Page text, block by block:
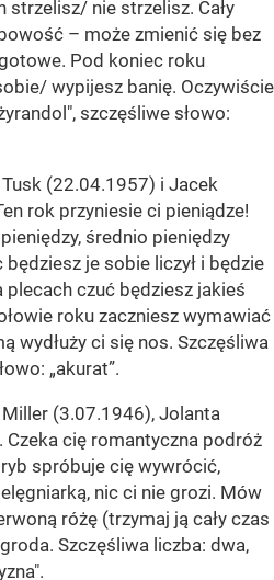
nie strzelisz. Cały
– może zmienić się bez
Pod koniec roku
wypijesz banię. Oczywiście
szczęśliwe słowo:
(22.04.1957) i Jacek
rok przyniesie ci pieniądze!
średnio pieniędzy
będziesz je sobie liczył i będzie
plecach czuć będziesz jakieś
roku zaczniesz wymawiać
wydłuży ci się nos. Szczęśliwa
„akurat”.
(3.07.1946), Jolanta
cię romantyczna podróż
spróbuje cię wywrócić,
nic ci nie grozi. Mów
różę (trzymaj ją cały czas
Szczęśliwa liczba: dwa,